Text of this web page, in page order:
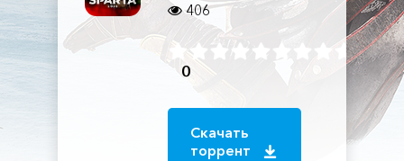
406
0
Скачать
торрент